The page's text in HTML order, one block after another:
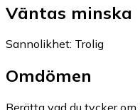
Väntas minska
Sannolikhet: Trolig
Omdömen